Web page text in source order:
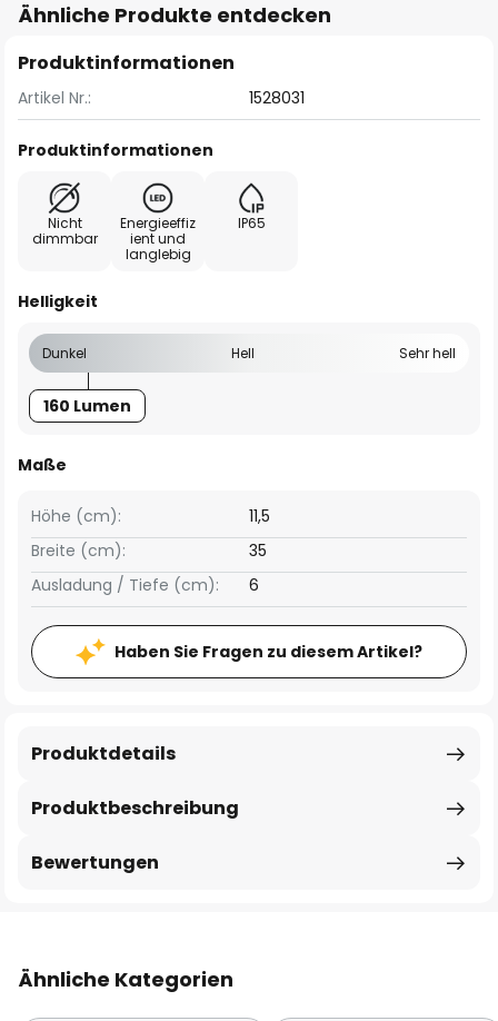
Ähnliche Produkte entdecken
Produktinformationen
Artikel Nr.: 1528031
Produktinformationen
Nicht
dimmbar
Energieeffiz
ient und
langlebig
IP65
Helligkeit
Dunkel Hell Sehr hell
160 Lumen
Maße
Breite (cm): 35
Höhe (cm): 11,5
Ausladung / Tiefe (cm): 6
Haben Sie Fragen zu diesem Artikel?
Produktbeschreibung
Produktdetails
Bewertungen
Ähnliche Kategorien